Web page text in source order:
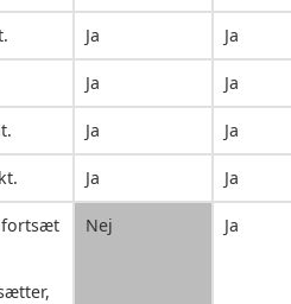
Ja Ja
Ja Ja
Ja Ja
Ja Ja
fortsæt
Nej Ja